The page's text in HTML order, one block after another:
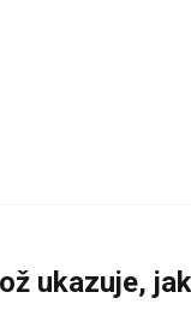
ukazuje,